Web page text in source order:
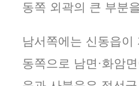
동쪽 외곽의 큰 부분
남서쪽에는 신동읍
동쪽으로 남면·화암